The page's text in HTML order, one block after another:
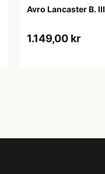
Avro Lancaster B. III
1.149,00 kr